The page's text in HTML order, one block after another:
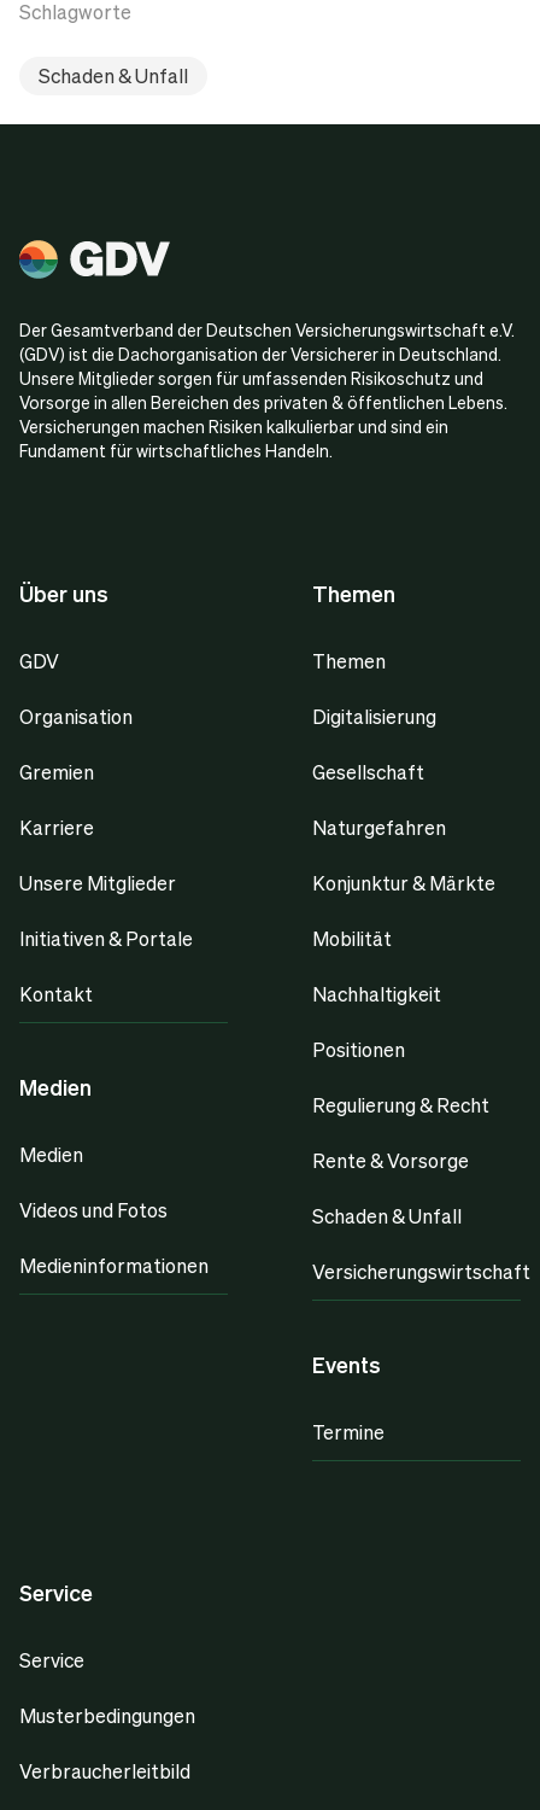
Schlagworte
Schaden & Unfall
Der Gesamtverband der Deutschen Versicherungswirtschaft e.V.
(GDV) ist die Dachorganisation der Versicherer in Deutschland.
Unsere Mitglieder sorgen für umfassenden Risikoschutz und
Vorsorge in allen Bereichen des privaten & öffentlichen Lebens.
Versicherungen machen Risiken kalkulierbar und sind ein
Fundament für wirtschaftliches Handeln.
Über uns
GDV
Organisation
Gremien
Karriere
Unsere Mitglieder
Initiativen & Portale
Kontakt
Medien
Medien
Videos und Fotos
Medieninformationen
Themen
Themen
Digitalisierung
Gesellschaft
Naturgefahren
Konjunktur & Märkte
Mobilität
Nachhaltigkeit
Positionen
Regulierung & Recht
Rente & Vorsorge
Schaden & Unfall
Versicherungswirtschaft
Events
Termine
Service
Service
Musterbedingungen
Verbraucherleitbild